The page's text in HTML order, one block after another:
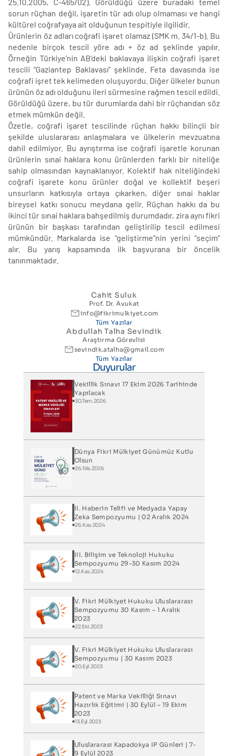
sorun rüçhan değil, işaretin tür adı olup olmaması ve hangi
kültürel coğrafyaya ait olduğunun tespitiyle ilgilidir.
Ürünlerin öz adları coğrafi işaret olamaz (SMK m. 34/1-b). Bu
nedenle birçok tescil yöre adı + öz ad şeklinde yapılır.
Örneğin Türkiye’nin AB’deki baklavaya ilişkin coğrafi işaret
tescili “Gaziantep Baklavası” şeklinde. Feta davasında ise
coğrafi işret tek kelimeden oluşuyordu. Diğer ülkeler bunun
ürünün öz adı olduğunu ileri sürmesine rağmen tescil edildi.
Görüldüğü üzere, bu tür durumlarda dahi bir rüçhandan söz
etmek mümkün değil.
Özetle, coğrafi işaret tescilinde rüçhan hakkı bilinçli bir
şekilde uluslararası anlaşmalara ve ülkelerin mevzuatına
dahil edilmiyor. Bu ayrıştırma ise coğrafi işaretle korunan
ürünlerin sınai haklara konu ürünlerden farklı bir niteliğe
sahip olmasından kaynaklanıyor. Kolektif hak niteliğindeki
coğrafi işarete konu ürünler doğal ve kollektif beşeri
unsurların katkısıyla ortaya çıkarken, diğer sınai haklar
bireysel katkı sonucu meydana gelir. Rüçhan hakkı da bu
ikinci tür sınai haklara bahşedilmiş durumdadır, zira aynı fikri
ürünün bir başkası tarafından geliştirilip tescil edilmesi
mümkündür. Markalarda ise “geliştirme”nin yerini “seçim”
alır. Bu yarış kapsamında ilk başvurana bir öncelik
tanınmaktadır.
Cahit Suluk
Prof. Dr. Avukat
info@fikrimulkiyet.com
Tüm Yazılar
Abdullah Talha Sevindik
Araştırma Görevlisi
sevindik.atalha@gmail.com
Tüm Yazılar
Duyurular
Vekillik Sınavı 17 Ekim 2026 Tarihinde
Yapılacak
30.Tem.2026
Dünya Fikri Mülkiyet Günümüz Kutlu
Olsun
26.Nis.2026
II. Haberin Telifi ve Medyada Yapay
Zeka Sempozyumu | 02 Aralık 2024
26.Kas.2024
III. Bilişim ve Teknoloji Hukuku
Sempozyumu 29-30 Kasım 2024
12.Kas.2024
V. Fikri Mülkiyet Hukuku Uluslararası
Sempozyumu 30 Kasım – 1 Aralık
2023
22.Eki.2023
V. Fikri Mülkiyet Hukuku Uluslararası
Sempozyumu | 30 Kasım 2023
20.Eyl.2023
Patent ve Marka Vekilliği Sınavı
Hazırlık Eğitimi | 30 Eylül – 19 Ekim
2023
13.Eyl.2023
Uluslararası Kapadokya IP Günleri​ | 7-
9 Eylül 2023